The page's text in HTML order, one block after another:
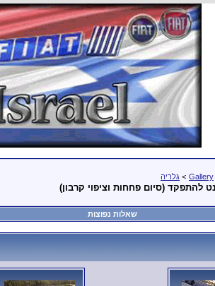
Gallery
> גלריה
להתפקד (סיום פחחות וציפוי קרבון)
שאלות נפוצות